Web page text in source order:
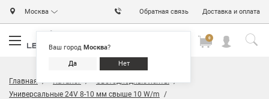
Москва
Ваш город Москва?
Да Нет
Обратная связь Доставка и оплата
0
Главная Каталог
Светодиодные ленты
Универсальные 24V 8-10 мм свыше 10 W/m